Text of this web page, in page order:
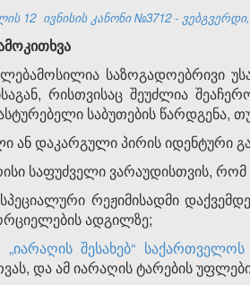
12 ივნისის კანონი №3712 - ვებგვერდი,
საზოგადოებრივი
რისთვისაც შეუძლია
საბუთების წარდგენა,
ან დაკარგული პირის იდენტური
საფუძველი ვარაუდისთვის,
სპეციალური რეჟიმისადმი
ადგილზე;
„იარაღის შესახებ“
და ამ იარაღის ტარების